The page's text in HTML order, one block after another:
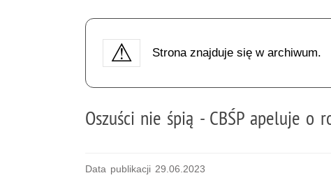
Strona znajduje się w archiwum.
Oszuści nie śpią - CBŚP apeluje o
Data publikacji 29.06.2023